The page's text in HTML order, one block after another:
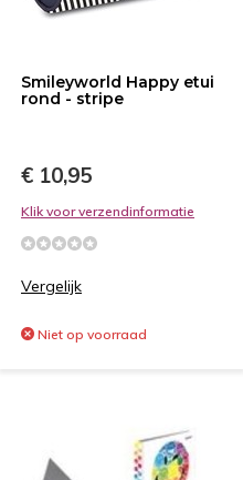
Smileyworld Happy etui
rond - stripe
€ 10,95
Klik voor verzendinformatie
Vergelijk
Niet op voorraad